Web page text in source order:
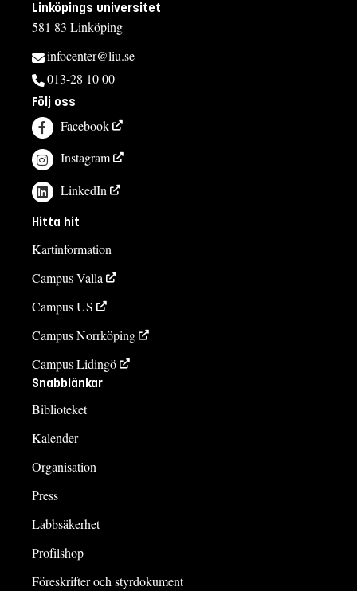
Linköpings universitet
581 83 Linköping
infocenter@liu.se
013-28 10 00
Följ oss
Facebook
Instagram
LinkedIn
Hitta hit
Kartinformation
Campus Valla
Campus US
Campus Norrköping
Campus Lidingö
Snabblänkar
Biblioteket
Kalender
Organisation
Press
Labbsäkerhet
Profilshop
Föreskrifter och styrdokument